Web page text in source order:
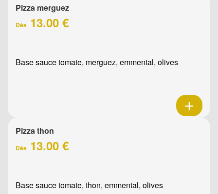
Pizza merguez
Dès 13.00 €
Base sauce tomate, merguez, emmental, olives
Pizza thon
Dès 13.00 €
Base sauce tomate, thon, emmental, olives